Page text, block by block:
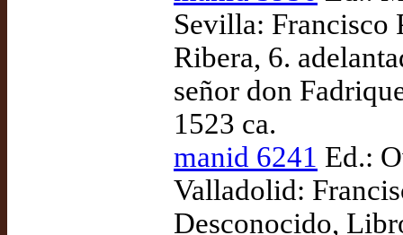
Sevilla: Francisco
Ribera, 6.
señor don
1523 ca.
manid 6241 Ed.:
Valladolid:
Desconocido,